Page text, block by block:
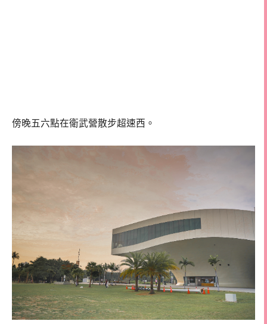
傍晚五六點在衛武營散步超速西。